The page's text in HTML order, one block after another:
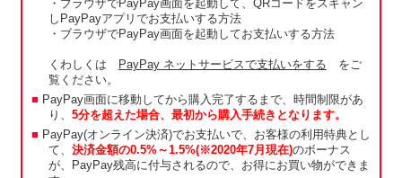
・ブラウザでPayPay画面を起動して、QRコードをスキャン
しPayPayアプリでお支払いする方法
・ブラウザでPayPay画面を起動してお支払いする方法
くわしくは PayPay ネットサービスで支払いをする をご
覧ください。
PayPay画面に移動してから購入完了するまで、時間制限があ
り、 5分を超えた場合、最初から購入手続きとなります。
PayPay(オンライン決済)でお支払いで、お客様の利用特典とし
て、 決済金額の0.5%～1.5%(※2020年7月現在)のボーナス
が、PayPay残高に付与されるので、お得にお買い物ができま